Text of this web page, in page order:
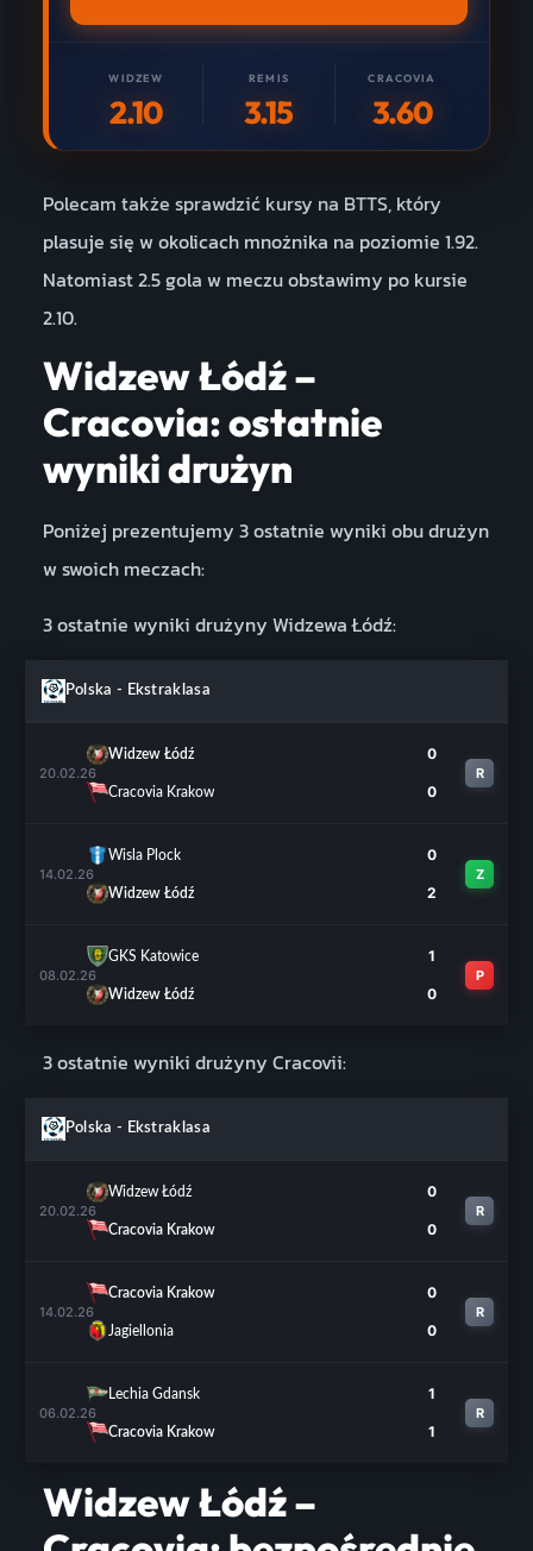
WIDZEW
2.10
REMIS
3.15
CRACOVIA
3.60
Polecam także sprawdzić kursy na BTTS, który
plasuje się w okolicach mnożnika na poziomie 1.92.
Natomiast 2.5 gola w meczu obstawimy po kursie
2.10.
Widzew Łódź –
Cracovia: ostatnie
wyniki drużyn
Poniżej prezentujemy 3 ostatnie wyniki obu drużyn
w swoich meczach:
3 ostatnie wyniki drużyny Widzewa Łódź:
Polska - Ekstraklasa
20.02.26
Widzew Łódź
Cracovia Krakow
0
0
R
14.02.26
Wisla Plock
Widzew Łódź
0
2
Z
08.02.26
GKS Katowice
Widzew Łódź
1
0
P
3 ostatnie wyniki drużyny Cracovii:
Polska - Ekstraklasa
20.02.26
Widzew Łódź
Cracovia Krakow
0
0
R
14.02.26
Cracovia Krakow
Jagiellonia
0
0
R
06.02.26
Lechia Gdansk
Cracovia Krakow
1
1
R
Widzew Łódź –